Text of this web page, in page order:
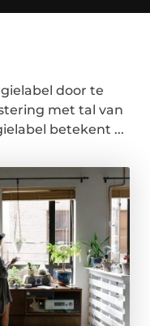
door te
met tal van
betekent ...